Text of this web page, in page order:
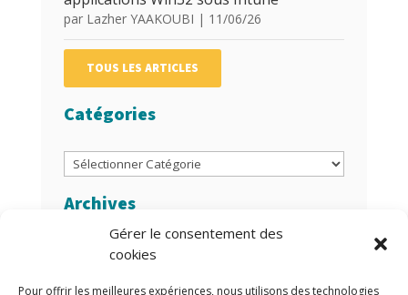
Gérer le consentement des
cookies
Pour offrir les meilleures expériences, nous utilisons des technologies
par Lazher YAAKOUBI | 11/06/26
TOUS LES ARTICLES
Catégories
Catégories
Archives
Archives